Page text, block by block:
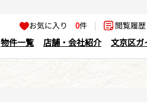
お気に入り0件 | 閲覧履
物件一覧 店舗・会社紹介 文京区ガ